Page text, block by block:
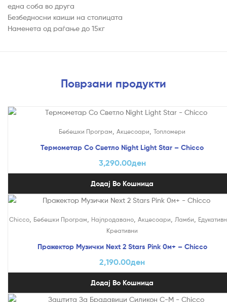
една соба во друга
Безбедносни каиши на столицата
Наменета од раѓање до 15кг
Поврзани продукти
Бебешки Програм Акцесоари Топломери
Термометар Со Светло Night Light Star – Chicco
3,290.00ден
Додај Во Кошница
Chicco, Бебешки Програм Најпродавано, Акцесоари Ламби
Креативни
Прожектор Музички Next 2 Stars Pink 0м+ – Chicco
2,190.00ден
Додај Во Кошница